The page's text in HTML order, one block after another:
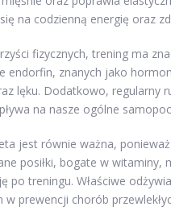
się na codzienną energię oraz
fizycznych, trening ma
endorfin, znanych jako
lęku. Dodatkowo, regularny
na nasze ogólne
jest równie ważna,
posiłki, bogate w witaminy,
po treningu. Właściwe
w prewencji chorób